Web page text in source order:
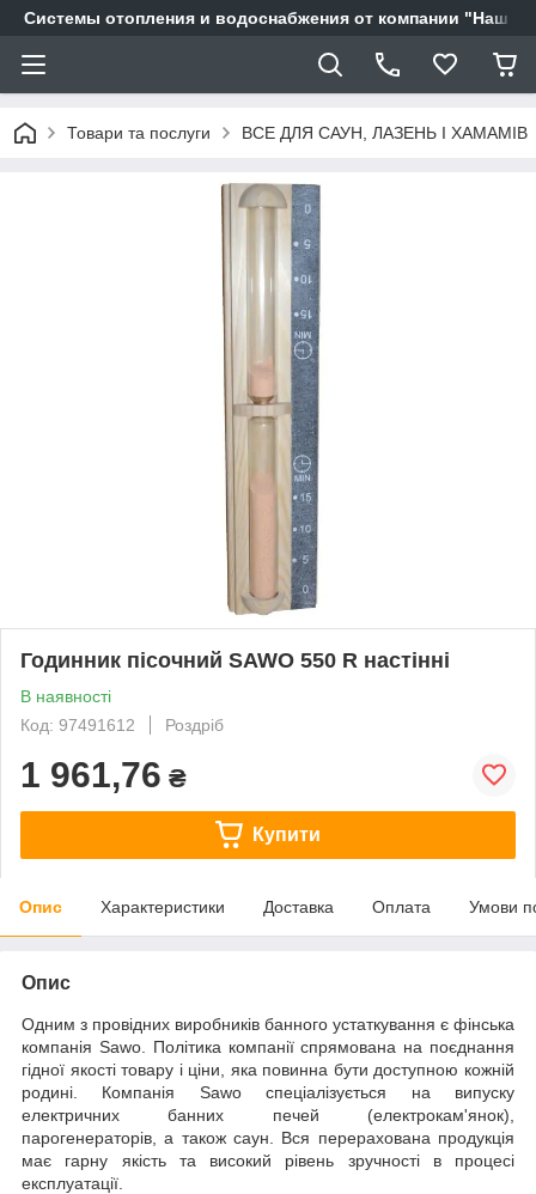
Системы отопления и водоснабжения от компании "Наш
Товари та послуги ВСЕ ДЛЯ САУН, ЛАЗЕНЬ І ХАМАМІВ
Годинник пісочний SAWO 550 R настінні
В наявності
Код: 97491612
Роздріб
1 961,76 ₴
Купити
Опис Характеристики Доставка Оплата Умови
Опис
Одним з провідних виробників банного устаткування є фінська
компанія Sawo. Політика компанії спрямована на поєднання
гідної якості товару і ціни, яка повинна бути доступною кожній
родині. Компанія Sawo спеціалізується на випуску
електричних банних печей (електрокам'янок),
парогенераторів, а також саун. Вся перерахована продукція
має гарну якість та високий рівень зручності в процесі
експлуатації.